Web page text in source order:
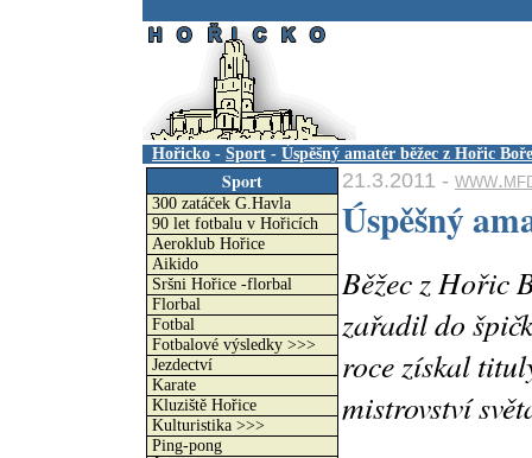
Hořicko - Sport - Úspěšný amatér běžec z Hořic
Sport
300 zatáček G.Havla
90 let fotbalu v Hořicích
Aeroklub Hořice
Aikido
Sršni Hořice -florbal
Florbal
Fotbal
Fotbalové výsledky >>>
Jezdectví
Karate
Kluziště Hořice
Kulturistika >>>
Ping-pong
21.3.2011 -
Úspěšný
Běžec z Hořic
zařadil do
roce získal
mistrovství